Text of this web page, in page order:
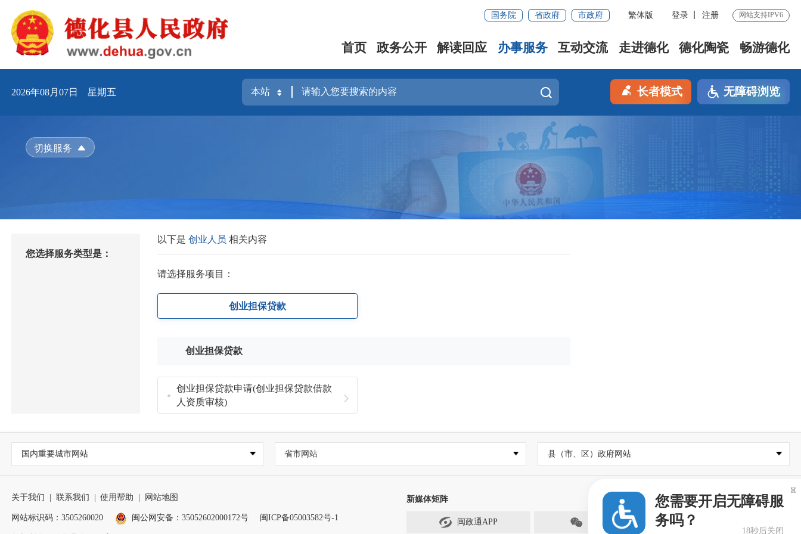
国务院 省政府 市政府 繁体版 登录 注册 网站支持IPV6
首页 政务公开 解读回应 办事服务 互动交流 走进德化 德化陶瓷 畅游德化
2026年08月07日 星期五 长者模式 无障碍浏览
切换服务
您选择服务类型是：
以下是创业人员相关内容
请选择服务项目：
创业担保贷款
创业担保贷款
创业担保贷款申请(创业担保贷款借款
人资质审核)
国内重要城市网站 省市网站 县（市、区）政府网站
关于我们 联系我们 使用帮助 网站地图
网站标识码：3505260020 闽公网安备：35052602000172号 闽ICP备05003582号-1
新媒体矩阵
闽政通APP 瓷都德化
您需要开启无障碍服
务吗？
18秒后关闭
